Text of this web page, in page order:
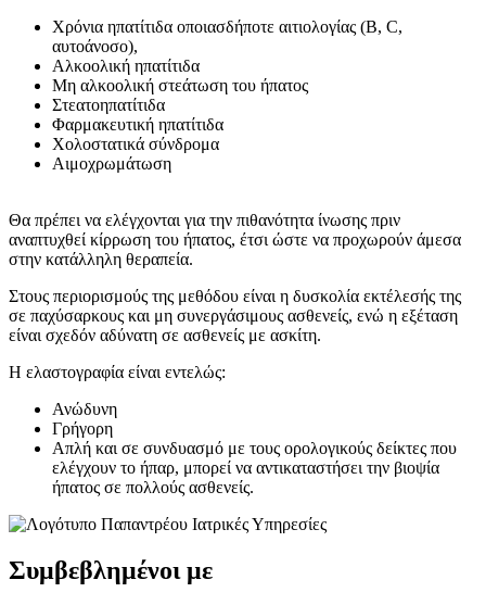
Χρόνια ηπατίτιδα οποιασδήποτε αιτιολογίας (B, C,
αυτοάνοσο),
Αλκοολική ηπατίτιδα
Μη αλκοολική στεάτωση του ήπατος
Στεατοηπατίτιδα
Φαρμακευτική ηπατίτιδα
Χολοστατικά σύνδρομα
Αιμοχρωμάτωση
Θα πρέπει να ελέγχονται για την πιθανότητα ίνωσης πριν
αναπτυχθεί κίρρωση του ήπατος, έτσι ώστε να προχωρούν άμεσα
στην κατάλληλη θεραπεία.
Στους περιορισμούς της μεθόδου είναι η δυσκολία εκτέλεσής της
σε παχύσαρκους και μη συνεργάσιμους ασθενείς, ενώ η εξέταση
είναι σχεδόν αδύνατη σε ασθενείς με ασκίτη.
Η ελαστογραφία είναι εντελώς:
Ανώδυνη
Γρήγορη
Απλή και σε συνδυασμό με τους ορολογικούς δείκτες που
ελέγχουν το ήπαρ, μπορεί να αντικαταστήσει την βιοψία
ήπατος σε πολλούς ασθενείς.
Συμβεβλημένοι με